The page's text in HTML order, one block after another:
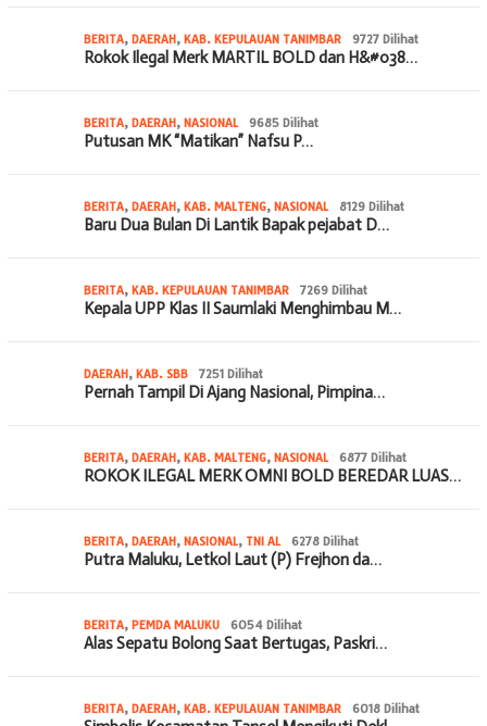
BERITA, DAERAH, KAB. KEPULAUAN TANIMBAR 9727 Dilihat
Rokok Ilegal Merk MARTIL BOLD dan H&#038…
BERITA, DAERAH, NASIONAL 9685 Dilihat
Putusan MK “Matikan” Nafsu P…
BERITA, DAERAH, KAB. MALTENG, NASIONAL 8129 Dilihat
Baru Dua Bulan Di Lantik Bapak pejabat D…
BERITA, KAB. KEPULAUAN TANIMBAR 7269 Dilihat
Kepala UPP Klas II Saumlaki Menghimbau M…
DAERAH, KAB. SBB 7251 Dilihat
Pernah Tampil Di Ajang Nasional, Pimpina…
BERITA, DAERAH, KAB. MALTENG, NASIONAL 6877 Dilihat
ROKOK ILEGAL MERK OMNI BOLD BEREDAR LUAS…
BERITA, DAERAH, NASIONAL, TNI AL 6278 Dilihat
Putra Maluku, Letkol Laut (P) Frejhon da…
BERITA, PEMDA MALUKU 6054 Dilihat
Alas Sepatu Bolong Saat Bertugas, Paskri…
BERITA, DAERAH, KAB. KEPULAUAN TANIMBAR 6018 Dilihat